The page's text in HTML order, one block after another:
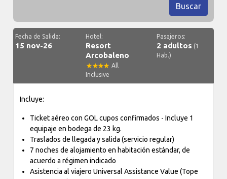
Buscar
Fecha de Salida:
15 nov-26
Hotel:
Resort
Arcobaleno
All
Inclusive
Pasajeros:
2 adultos (1
Hab.)
Incluye:
Ticket aéreo con GOL cupos confirmados - Incluye 1
equipaje en bodega de 23 kg.
Traslados de llegada y salida (servicio regular)
7 noches de alojamiento en habitación estándar, de
acuerdo a régimen indicado
Asistencia al viajero Universal Assistance Value (Tope